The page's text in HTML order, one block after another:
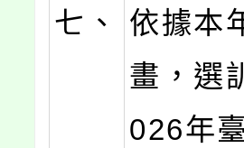
七、
依據本
畫，選
026年